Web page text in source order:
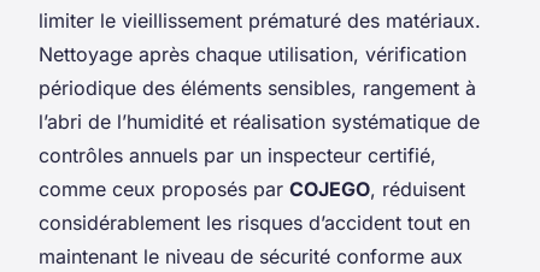
limiter le vieillissement prématuré des matériaux.
Nettoyage après chaque utilisation, vérification
périodique des éléments sensibles, rangement à
l’abri de l’humidité et réalisation systématique de
contrôles annuels par un inspecteur certifié,
comme ceux proposés par COJEGO, réduisent
considérablement les risques d’accident tout en
maintenant le niveau de sécurité conforme aux